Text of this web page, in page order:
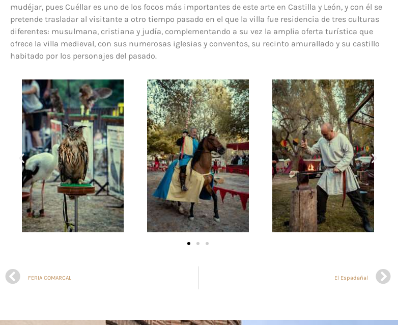
mudéjar, pues Cuéllar es uno de los focos más importantes de este arte en Castilla y León, y con él se
pretende trasladar al visitante a otro tiempo pasado en el que la villa fue residencia de tres culturas
diferentes: musulmana, cristiana y judía, complementando a su vez la amplia oferta turística que
ofrece la villa medieval, con sus numerosas iglesias y conventos, su recinto amurallado y su castillo
habitado por los personajes del pasado.
FERIA COMARCAL El Espadañal